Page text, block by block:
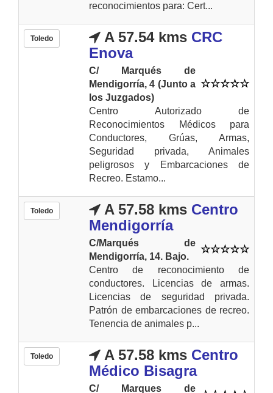
reconocimientos para: Cert...
Toledo A 57.54 kms CRC
Enova
C/ Marqués de
Mendigorría, 4 (Junto a
los Juzgados)
Centro Autorizado de
Reconocimientos Médicos para
Conductores, Grúas, Armas,
Seguridad privada, Animales
peligrosos y Embarcaciones de
Recreo. Estamo...
Toledo A 57.58 kms Centro
Mendigorría
C/Marqués de
Mendigorría, 14. Bajo.
Centro de reconocimiento de
conductores. Licencias de armas.
Licencias de seguridad privada.
Patrón de embarcaciones de recreo.
Tenencia de animales p...
Toledo A 57.58 kms Centro
Médico Bisagra
C/ Marques de